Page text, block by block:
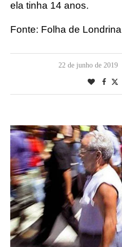
ela tinha 14 anos.
Fonte: Folha de Londrina
22 de junho de 2019